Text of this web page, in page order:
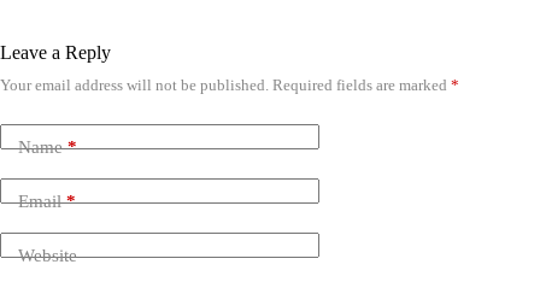
Leave a Reply
Your email address will not be published. Required fields are marked *
Name*
Email*
Website